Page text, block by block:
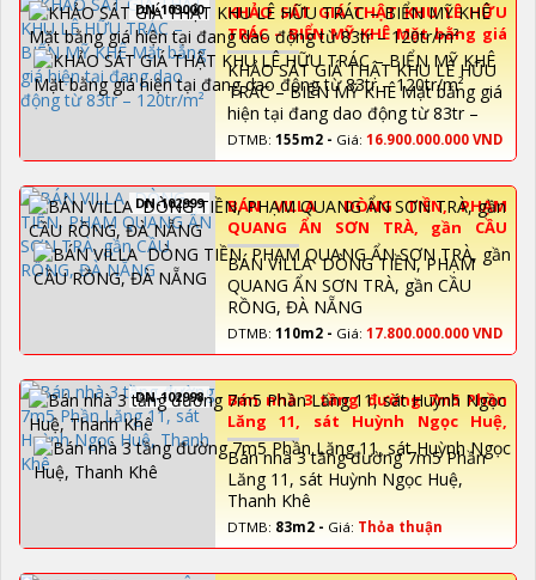
DN-103000
KHẢO SÁT GIÁ THẬT KHU LÊ HỮU
TRÁC – BIỂN MỸ KHÊ Mặt bằng giá
hiện tại đang dao động từ 83tr –
120tr/m²
KHẢO SÁT GIÁ THẬT KHU LÊ HỮU
TRÁC – BIỂN MỸ KHÊ Mặt bằng giá
hiện tại đang dao động từ 83tr –
120tr/m²
DTMB: 155m2 - Giá: 16.900.000.000 VND
DN-102999
BÁN VILLA DÒNG TIỀN, PHẠM
QUANG ẨN SƠN TRÀ, gần CẦU
RỒNG, ĐÀ NẴNG
BÁN VILLA DÒNG TIỀN, PHẠM
QUANG ẨN SƠN TRÀ, gần CẦU
RỒNG, ĐÀ NẴNG
DTMB: 110m2 - Giá: 17.800.000.000 VND
DN-102998
Bán nhà 3 tầng đường 7m5 Phần
Lăng 11, sát Huỳnh Ngọc Huệ,
Thanh Khê
Bán nhà 3 tầng đường 7m5 Phần
Lăng 11, sát Huỳnh Ngọc Huệ,
Thanh Khê
DTMB: 83m2 - Giá: Thỏa thuận